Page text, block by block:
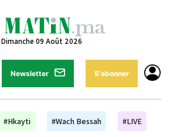
Dimanche 09 Août 2026
Newsletter S'abonner
#Hkayti #Wach Bessah #LIVE